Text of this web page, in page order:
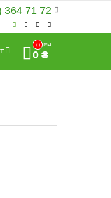
364 71 72
0
Сумма
0 ₴